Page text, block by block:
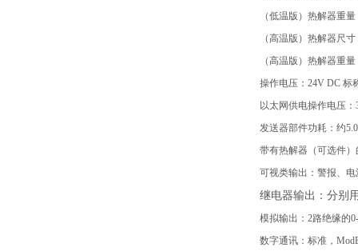
（低温版）热解器重
（高温版）热解器尺
（高温版）热解器重
操作电压：24V DC 标
以太网供电操作电压
发送器部件功耗：约
带有热解器（可选件
可视类输出：警报、
继电器输出：分别
模拟输出：2路绝缘的
数字通讯：标准，